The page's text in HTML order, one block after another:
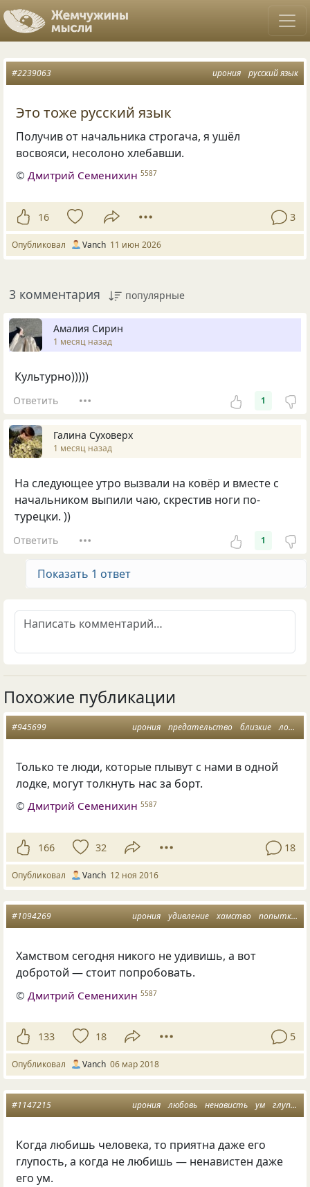
ирония русский язык
#2239063
Это тоже русский язык
Получив от начальника строгача, я ушёл
восвояси, несолоно хлебавши.
©Дмитрий Семенихин 5587
16 3
Опубликовал Vanch 11 июн 2026
3 комментария популярные
Амалия Сирин
1 месяц назад
Культурно)))))
Ответить 1
Галина Суховерх
1 месяц назад
На следующее утро вызвали на ковёр и вместе с
начальником выпили чаю, скрестив ноги по-
турецки. ))
Ответить 1
Показать 1 ответ
Похожие публикации
ирония предательство близкие лодка
#945699
Только те люди, которые плывут с нами в одной
лодке, могут толкнуть нас за борт.
©Дмитрий Семенихин 5587
166 32 18
Опубликовал Vanch 12 ноя 2016
ирония удивление хамство попытка
#1094269
Хамством сегодня никого не удивишь, а вот
добротой — стоит попробовать.
© Дмитрий Семенихин 5587
133 18 5
Опубликовал Vanch 06 мар 2018
ирония любовь ненависть ум глупость
#1147215
Когда любишь человека, то приятна даже его
глупость, а когда не любишь — ненавистен даже
его ум.